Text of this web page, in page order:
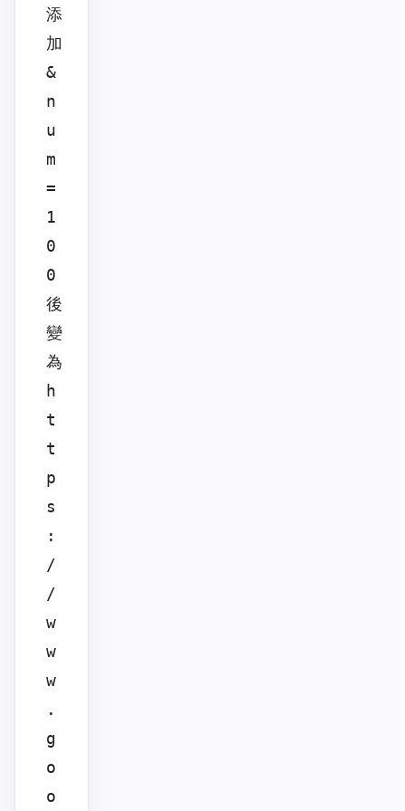
添
加
&
n
u
m
=
1
0
0
後
變
為
h
t
t
p
s
:
/
/
w
w
w
.
g
o
o